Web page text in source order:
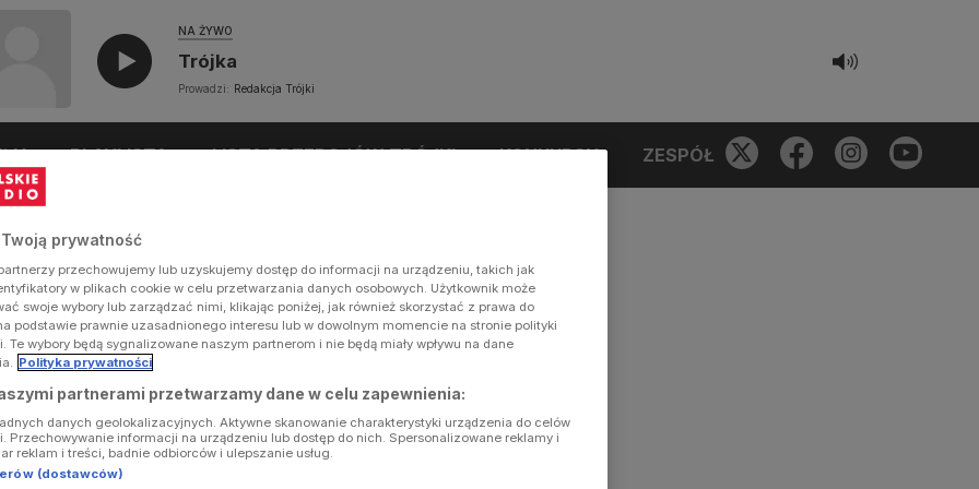
NA ŻYWO
Trójka
Prowadzi: Redakcja Trójki
PLAYLISTA LISTA PRZEBOJÓW TRÓJKI KONKURSY ZESPÓŁ
Twoją prywatność
przechowujemy lub uzyskujemy dostęp do informacji na urządzeniu, takich jak
w plikach cookie w celu przetwarzania danych osobowych. Użytkownik może
swoje wybory lub zarządzać nimi, klikając poniżej, jak również skorzystać z prawa do
podstawie prawnie uzasadnionego interesu lub w dowolnym momencie na stronie polityki
Te wybory będą sygnalizowane naszym partnerom i nie będą miały wpływu na dane
Polityka prywatności
partnerami przetwarzamy dane w celu zapewnienia:
danych geolokalizacyjnych. Aktywne skanowanie charakterystyki urządzenia do celów
Przechowywanie informacji na urządzeniu lub dostęp do nich. Spersonalizowane reklamy i
reklam i treści, badnie odbiorców i ulepszanie usług.
(dostawców)